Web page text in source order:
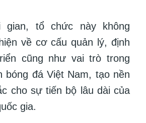
gian, tổ chức này không
về cơ cấu quản lý, định
cũng như vai trò trong
bóng đá Việt Nam, tạo nền
cho sự tiến bộ lâu dài của
gia.